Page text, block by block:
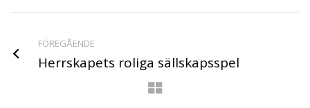
FÖREGÅENDE
Herrskapets roliga sällskapsspel